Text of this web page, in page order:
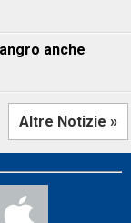
anche
Altre Notizie »